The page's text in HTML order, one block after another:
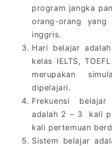
program jangka
orang-orang yang
inggris.
Hari belajar
kelas IELTS,
merupakan
dipelajari.
Frekuensi
adalah 2 – 3 kali
kali pertemuan
Sistem belajar